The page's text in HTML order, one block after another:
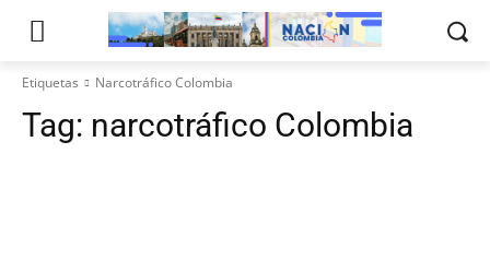
Etiquetas Narcotráfico Colombia
Tag: narcotráfico Colombia